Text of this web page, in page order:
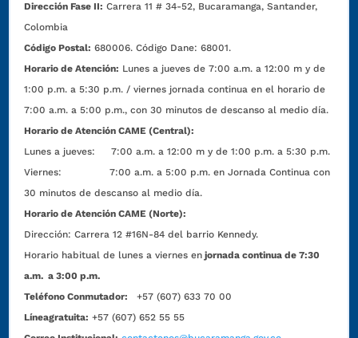
Dirección Fase II: Carrera 11 # 34-52, Bucaramanga, Santander,
Colombia
Código Postal: 680006. Código Dane: 68001.
Horario de Atención: Lunes a jueves de 7:00 a.m. a 12:00 m y de
1:00 p.m. a 5:30 p.m. / viernes jornada continua en el horario de
7:00 a.m. a 5:00 p.m., con 30 minutos de descanso al medio día.
Horario de Atención CAME (Central):
Lunes a jueves: 7:00 a.m. a 12:00 m y de 1:00 p.m. a 5:30 p.m.
Viernes: 7:00 a.m. a 5:00 p.m. en Jornada Continua con
30 minutos de descanso al medio día.
Horario de Atención CAME (Norte):
Dirección:Carrera 12 #16N-84 del barrio Kennedy.
Horario habitual de lunes a viernes en jornada continua de 7:30
a.m. a 3:00 p.m.
Teléfono Conmutador:
+57 (607) 633 70 00
Líneagratuita: +57 (607) 652 55 55